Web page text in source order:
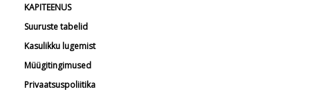
KAPITEENUS
Suuruste tabelid
Kasulikku lugemist
Müügitingimused
Privaatsuspoliitika